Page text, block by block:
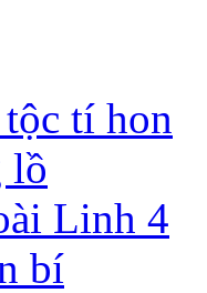
tí hon
lồ
Linh 4
bí